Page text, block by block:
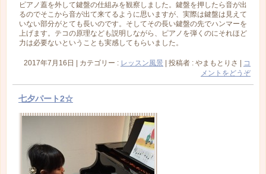
ピアノ蓋を外して鍵盤の仕組みを観察しました。鍵盤を押したら音が出
るのでそこから音が出て来てるように思いますが、実際は鍵盤は見えて
いない部分がとても長いのです。そしてその長い鍵盤の先でハンマーを
上げます。テコの原理なども説明しながら、ピアノを弾くのにそれほど
力は必要ないということも実感してもらいました。
2017年7月16日 カテゴリー : レッスン風景 投稿者 : やまもとりさ
コ
メントをどうぞ
七夕パート2☆